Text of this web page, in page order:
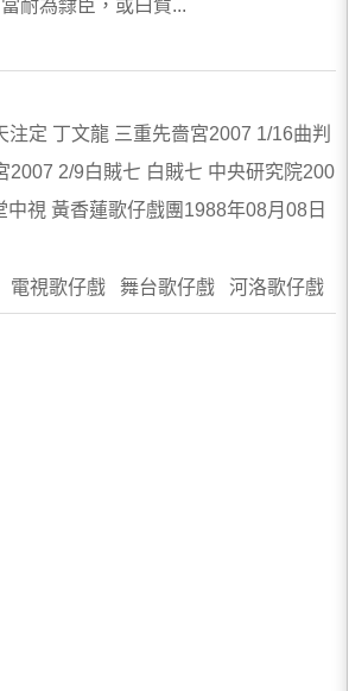
耐為隸臣，或曰貲...
注定 丁文龍 三重先嗇宮2007 1/16曲判
2007 2/9白賊七 白賊七 中央研究院200
中視 黃香蓮歌仔戲團1988年08月08日
視歌仔戲 舞台歌仔戲 河洛歌仔戲